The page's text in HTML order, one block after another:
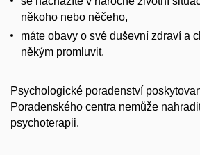
někoho nebo něčeho,
máte obavy o své duševní zdraví a
někým promluvit.
Psychologické poradenství
Poradenského centra nemůže
psychoterapii.